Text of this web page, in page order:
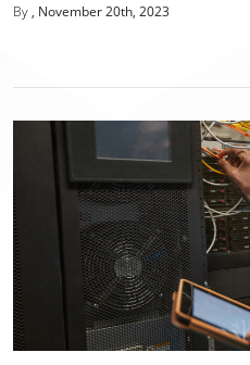
By November 20th, 2023